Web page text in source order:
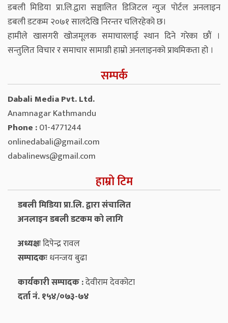
डबली मिडिया प्रा.लि.द्वारा सञ्चालित डिजिटल न्युज पोर्टल अनलाइन
डबली डटकम २०७१ सालदेखि निरन्तर चलिरहेको छ।
हामीले खासगरी खोजमूलक समाचारलाई स्थान दिने गरेका छौं ।
सन्तुलित विचार र समाचार सामाग्री हाम्रो अनलाइनको प्राथमिकता हो ।
सम्पर्क
Dabali Media Pvt. Ltd.
Anamnagar Kathmandu
Phone :01-4771244
onlinedabali@gmail.com
dabalinews@gmail.com
हाम्रो टिम
डबली मिडिया प्रा.लि. द्वारा संचालित
अनलाइन डबली डटकम को लागि
अध्यक्षःदिपेन्द्र रावल
सम्पादकःधनन्‍जय बुढा
कार्यकारी सम्पादक :देवीराम देवकोटा
दर्ता नं. १५४/०७३-७४